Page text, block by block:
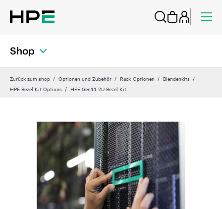
Shop
Zurück zum shop Optionen und Zubehör Rack-Optionen
Blendenkits
HPE Bezel Kit Options
HPE Gen11 2U Bezel Kit